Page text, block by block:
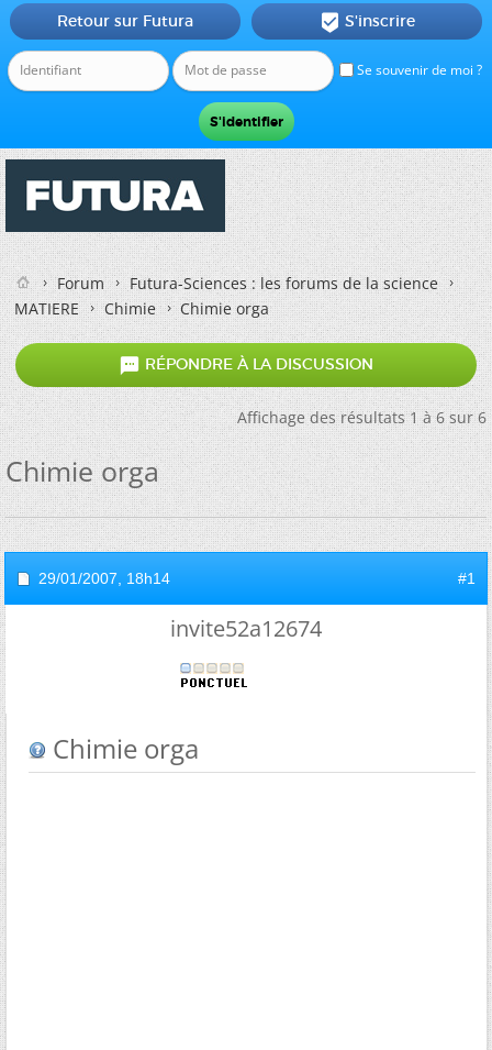
Se souvenir de moi ?
Retour sur Futura  S'inscrire
Forum
Futura-Sciences : les forums de la science
MATIERE
Chimie Chimie orga
 RÉPONDRE À LA DISCUSSION
Affichage des résultats 1 à 6 sur 6
Chimie orga
29/01/2007, 18h14 #1
invite52a12674
Chimie orga